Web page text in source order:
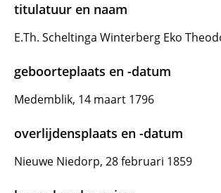
titulatuur en naam
E.Th. Scheltinga Winterberg Eko
geboorteplaats en -datum
Medemblik, 14 maart 1796
overlijdensplaats en -datum
Nieuwe Niedorp, 28 februari 1859